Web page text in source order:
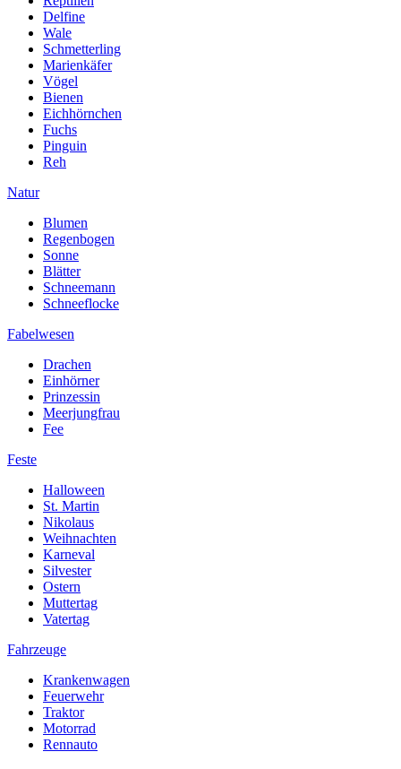
Delfine
Wale
Schmetterling
Marienkäfer
Vögel
Bienen
Eichhörnchen
Fuchs
Pinguin
Reh
Natur
Blumen
Regenbogen
Sonne
Blätter
Schneemann
Schneeflocke
Fabelwesen
Drachen
Einhörner
Prinzessin
Meerjungfrau
Fee
Feste
Halloween
St. Martin
Nikolaus
Weihnachten
Karneval
Silvester
Ostern
Muttertag
Vatertag
Fahrzeuge
Krankenwagen
Feuerwehr
Traktor
Motorrad
Rennauto